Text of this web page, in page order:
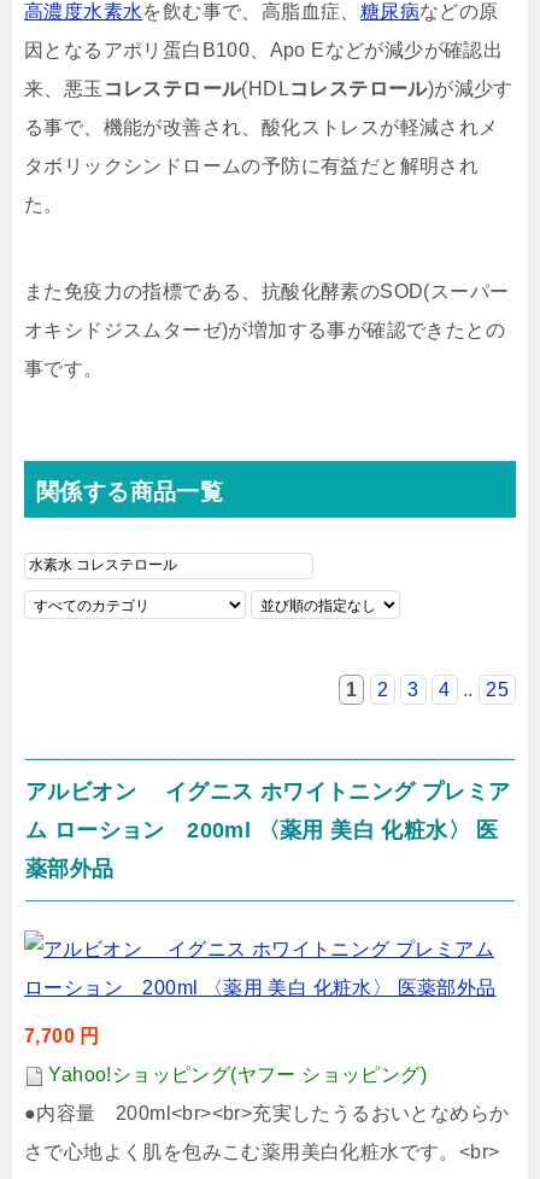
高濃度水素水を飲む事で、高脂血症、 糖尿病などの原
因となるアポリ蛋白B100、Apo Eなどが減少が確認出
来、悪玉 コレステロール(HDLコレステロール)が減少す
る事で、機能が改善され、酸化ストレスが軽減されメ
タボリックシンドロームの予防に有益だと解明され
た。
また免疫力の指標である、抗酸化酵素のSOD(スーパー
オキシドジスムターゼ)が増加する事が確認できたとの
事です。
関係する商品一覧
1 2 3 4 .. 25
アルビオン イグニス ホワイトニング プレミア
ム ローション 200ml 〈薬用 美白 化粧水〉 医
薬部外品
7,700 円
Yahoo!ショッピング(ヤフー ショッピング)
●内容量 200ml<br><br>充実したうるおいとなめらか
さで心地よく肌を包みこむ薬用美白化粧水です。<br>